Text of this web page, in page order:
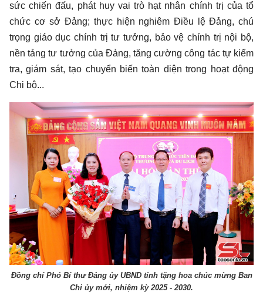
sức chiến đấu, phát huy vai trò hạt nhân chính trị của tổ
chức cơ sở Đảng; thực hiện nghiêm Điều lệ Đảng, chú
trọng giáo dục chính trị tư tưởng, bảo vệ chính trị nội bộ,
nền tảng tư tưởng của Đảng, tăng cường công tác tự kiểm
tra, giám sát, tạo chuyển biến toàn diện trong hoạt động
Chi bộ...
Đồng chí Phó Bí thư Đảng ủy UBND tỉnh tặng hoa chúc mừng Ban
Chi ủy mới, nhiệm kỳ 2025 - 2030.